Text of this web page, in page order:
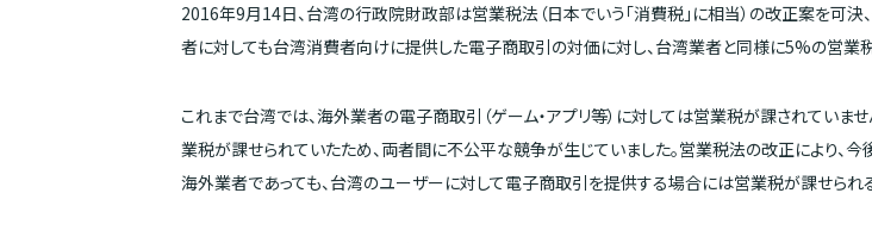
2016年9月14日、台湾の行政院財政部は営業税法（日本でいう「消費税」に相当）の改正案を可決
者に対しても台湾消費者向けに提供した電子商取引の対価に対し、台湾業者と同様に5%の営業
これまで台湾では、海外業者の電子商取引（ゲーム・アプリ等）に対しては営業税が課されていま
業税が課せられていたため、両者間に不公平な競争が生じていました。営業税法の改正により、
海外業者であっても、台湾のユーザーに対して電子商取引を提供する場合には営業税が課せられる